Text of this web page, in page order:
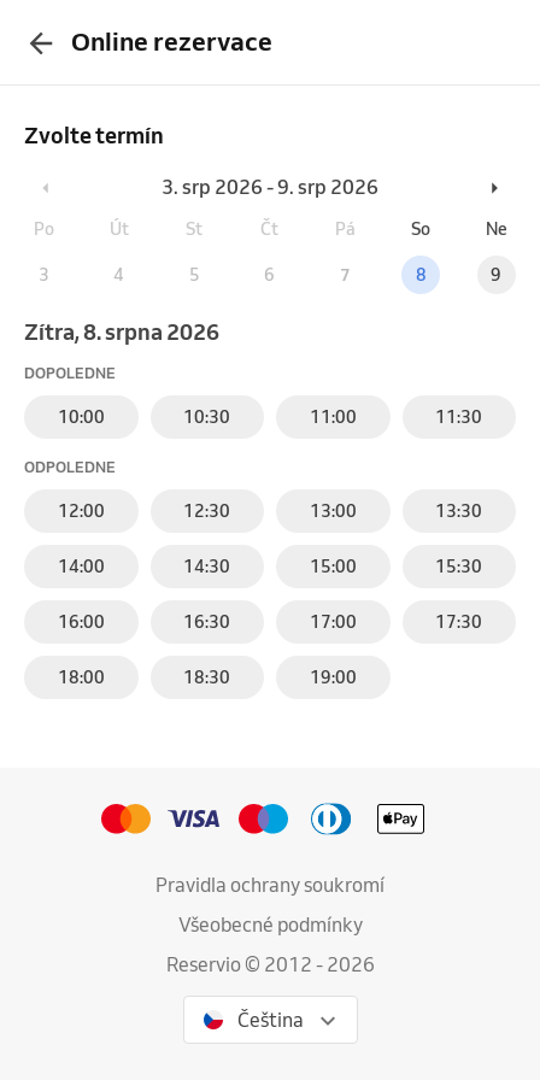
Online rezervace
Zvolte termín
3. srp 2026 - 9. srp 2026
Po Út St Čt Pá So Ne
3 4 5 6 7 8 9
Zítra, 8. srpna 2026
DOPOLEDNE
10:00 10:30 11:00 11:30
ODPOLEDNE
12:00 12:30 13:00 13:30
14:00 14:30 15:00 15:30
16:00 16:30 17:00 17:30
18:00 18:30 19:00
Pravidla ochrany soukromí
Všeobecné podmínky
Reservio © 2012 - 2026
Čeština